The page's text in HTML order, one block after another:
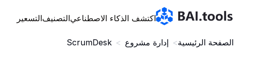
Bai.tools
اكتشف الذكاء الاصطناعيالتصنيفالتسعير
الصفحة الرئيسية> إدارة مشروع >
ScrumDesk